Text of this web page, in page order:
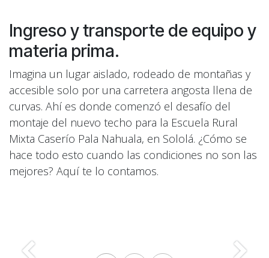
Ingreso y transporte de equipo y
materia prima.
Imagina un lugar aislado, rodeado de montañas y
accesible solo por una carretera angosta llena de
curvas. Ahí es donde comenzó el desafío del
montaje del nuevo techo para la Escuela Rural
Mixta Caserío Pala Nahuala, en Sololá. ¿Cómo se
hace todo esto cuando las condiciones no son las
mejores? Aquí te lo contamos.